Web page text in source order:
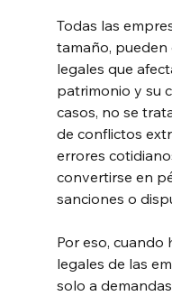
Todas las
tamaño,
legales que
patrimonio y su
casos, no se
de conflictos
errores
convertirse en
sanciones o
Por eso,
legales de las
solo a